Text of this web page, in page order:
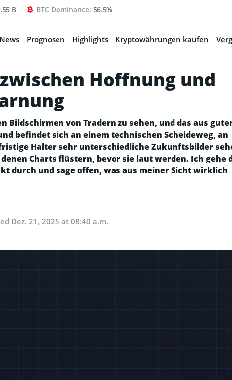
B BTC Dominance: 56.5%
News Prognosen Highlights Kryptowährungen kaufen
Hoffnung und
Bildschirmen von Tradern zu sehen, und das aus
befindet sich an einem technischen Scheideweg, an
Halter sehr unterschiedliche Zukunftsbilder
Charts flüstern, bevor sie laut werden. Ich gehe
durch und sage offen, was aus meiner Sicht wirklich
Dez. 21, 2025 at 08:40 a.m.